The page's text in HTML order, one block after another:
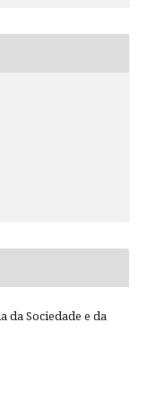
da Sociedade e da